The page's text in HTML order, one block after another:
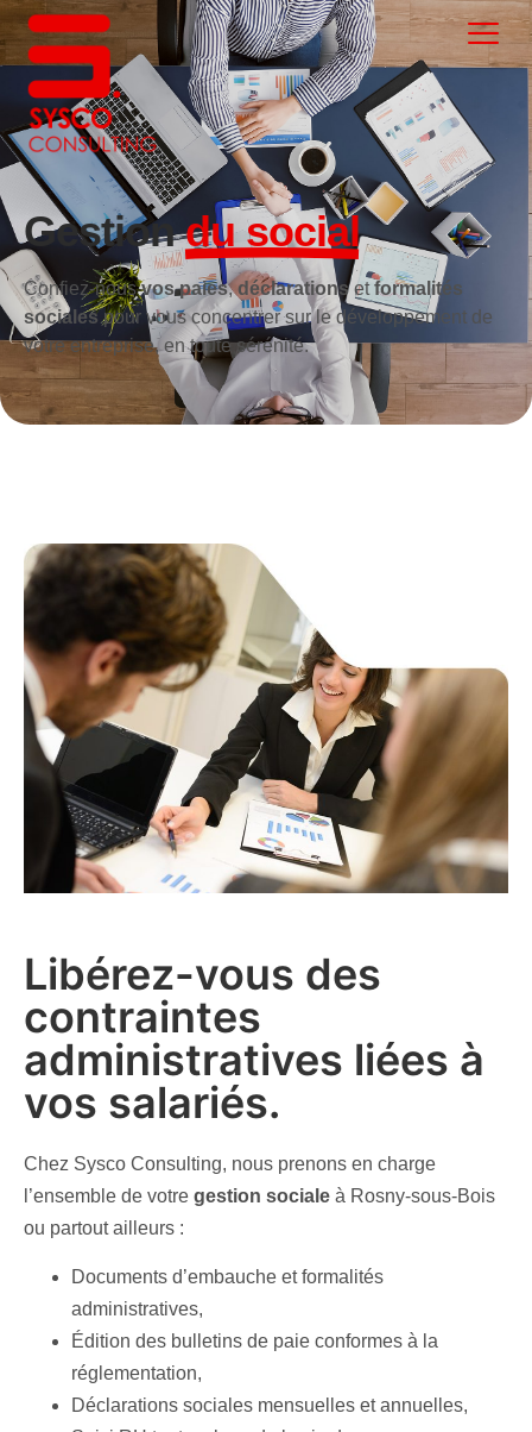
Gestiondu social
Confiez-nousvos paies,déclarationsetformalités
socialespour vous concentrer sur le développement de
votre entreprise, en toute sérénité.
Libérez-vous des
contraintes
administratives liées à
vos salariés.
Chez Sysco Consulting, nous prenons en charge
l’ensemble de votre gestion sociale à Rosny-sous-Bois
ou partout ailleurs :
Documents d’embauche et formalités
administratives,
Édition des bulletins de paie conformes à la
réglementation,
Déclarations sociales mensuelles et annuelles,